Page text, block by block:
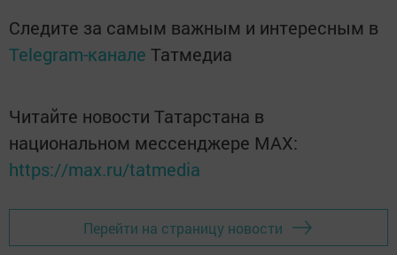
Следите за самым важным и интересным в
Telegram-канале Татмедиа
Читайте новости Татарстана в
национальном мессенджере MАХ:
https://max.ru/tatmedia
Перейти на страницу новости